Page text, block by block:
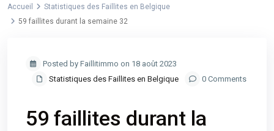
Accueil
Statistiques des Faillites en Belgique
59 faillites durant la semaine 32
Posted by Faillitimmo on 18 août 2023
Statistiques des Faillites en Belgique
0 Comments
59 faillites durant la